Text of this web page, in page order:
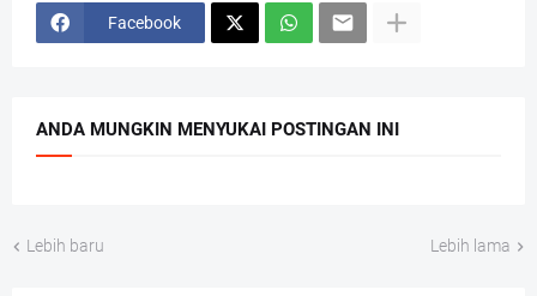
Facebook
ANDA MUNGKIN MENYUKAI POSTINGAN INI
Lebih baru Lebih lama